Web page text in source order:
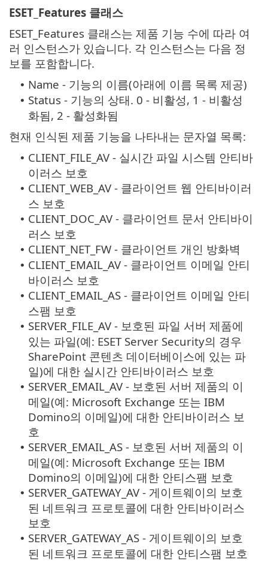
ESET_Features 클래스
ESET_Features 클래스는 제품 기능 수에 따라 여
러 인스턴스가 있습니다. 각 인스턴스는 다음 정
보를 포함합니다.
• Name - 기능의 이름(아래에 이름 목록 제공)
• Status - 기능의 상태. 0 - 비활성, 1 - 비활성
화됨, 2 - 활성화됨
현재 인식된 제품 기능을 나타내는 문자열 목록:
• CLIENT_FILE_AV - 실시간 파일 시스템 안티바
이러스 보호
• CLIENT_WEB_AV - 클라이언트 웹 안티바이러
스 보호
• CLIENT_DOC_AV - 클라이언트 문서 안티바이
러스 보호
• CLIENT_NET_FW - 클라이언트 개인 방화벽
• CLIENT_EMAIL_AV - 클라이언트 이메일 안티
바이러스 보호
• CLIENT_EMAIL_AS - 클라이언트 이메일 안티
스팸 보호
• SERVER_FILE_AV - 보호된 파일 서버 제품에
있는 파일(예: ESET Server Security의 경우
SharePoint 콘텐츠 데이터베이스에 있는 파
일)에 대한 실시간 안티바이러스 보호
• SERVER_EMAIL_AV - 보호된 서버 제품의 이
메일(예: Microsoft Exchange 또는 IBM
Domino의 이메일)에 대한 안티바이러스 보
호
• SERVER_EMAIL_AS - 보호된 서버 제품의 이
메일(예: Microsoft Exchange 또는 IBM
Domino의 이메일)에 대한 안티스팸 보호
• SERVER_GATEWAY_AV - 게이트웨이의 보호
된 네트워크 프로토콜에 대한 안티바이러스
보호
• SERVER_GATEWAY_AS - 게이트웨이의 보호
된 네트워크 프로토콜에 대한 안티스팸 보호